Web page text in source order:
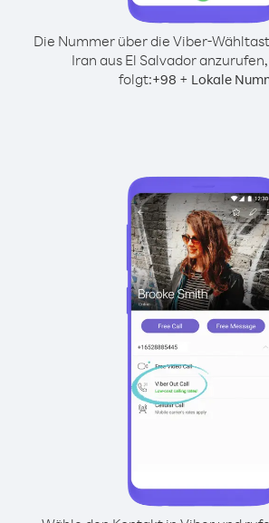
Die Nummer über die Viber-
Iran aus El Salvador
folgt:+98 + Lokale